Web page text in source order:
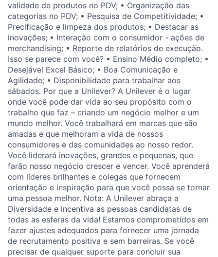
validade de produtos no PDV; • Organização das
categorias no PDV; • Pesquisa de Competitividade; •
Precificação e limpeza dos produtos; • Destacar as
inovações; • Interação com o consumidor - ações de
merchandising; • Reporte de relatórios de execução.
Isso se parece com você? • Ensino Médio completo; •
Desejável Excel Básico; • Boa Comunicação e
Agilidade; • Disponibilidade para trabalhar aos
sábados. Por que a Unilever? A Unilever é o lugar
onde você pode dar vida ao seu propósito com o
trabalho que faz – criando um negócio melhor e um
mundo melhor. Você trabalhará em marcas que são
amadas e que melhoram a vida de nossos
consumidores e das comunidades ao nosso redor.
Você liderará inovações, grandes e pequenas, que
farão nosso negócio crescer e vencer. Você aprenderá
com líderes brilhantes e colegas que fornecem
orientação e inspiração para que você possa se tornar
uma pessoa melhor. Nota: A Unilever abraça a
Diversidade e incentiva as pessoas candidatas de
todas as esferas da vida! Estamos comprometidos em
fazer ajustes adequados para fornecer uma jornada
de recrutamento positiva e sem barreiras. Se você
precisar de qualquer suporte para concluir sua